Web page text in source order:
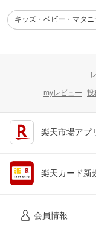
キッズ・ベビー・マタニ
myレビュー 投
楽天市場アプ
楽天カード新
会員情報